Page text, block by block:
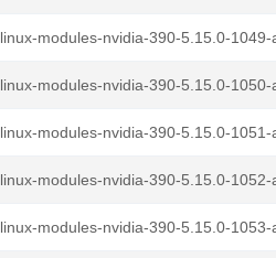
linux-modules-nvidia-390-5.15.0-
linux-modules-nvidia-390-5.15.0-
linux-modules-nvidia-390-5.15.0-
linux-modules-nvidia-390-5.15.0-
linux-modules-nvidia-390-5.15.0-